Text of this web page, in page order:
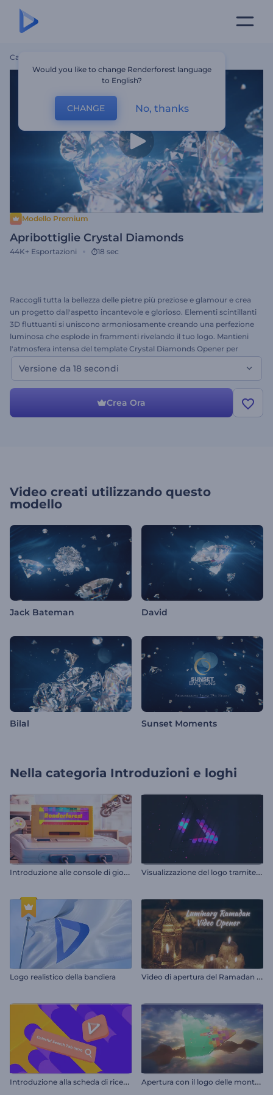
Casa
Modello Premium
Apribottiglie Crystal Diamonds
44K+ Esportazioni 18 sec
Raccogli tutta la bellezza delle pietre più preziose e glamour e crea
un progetto dall'aspetto incantevole e glorioso. Elementi scintillanti
3D fluttuanti si uniscono armoniosamente creando una perfezione
luminosa che esplode in frammenti rivelando il tuo logo. Mantieni
l'atmosfera intensa del template Crystal Diamonds Opener per
avere un impatto sia sulla mente che sull'anima. Usa questa
ispirazione a tema diamanti per promozioni commerciali,
altri video che richiedono un design lussuoso. Carica il tuo logo e
Versione da 18 secondi
Crea Ora
Video creati utilizzando questo
modello
Jack Bateman David
Bilal Sunset Moments
Nella categoria Introduzioni e loghi
I
ntroduzione alle console di gioco retrò V
isualizzazione del logo tramite LED
Logo realistico della bandiera V
ideo di apertura del Ramadan di Luminary
I
ntroduzione alla scheda di ricerca colorata A
pertura con il logo delle montagne
Would you like to change Renderforest language
to English?
CHANGE No, thanks